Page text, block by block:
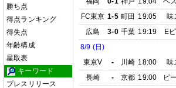
勝ち点
得点ランキング
得失点
年齢構成
星取表
キーワード
プレスリリース
FC東京 1-5 町田 19:05
味
広島
3-0 千葉 19:19
E
8/9 (日)
東京V
- 川崎 18:00
味
長崎
- 京都 19:00 ピ